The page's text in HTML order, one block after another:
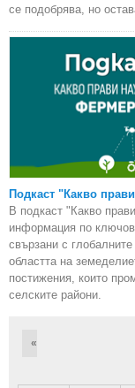
се подобрява, но
Подкаст "Какво
В подкаст "Какво
информация по
свързани с
областта на
постижения, които
селските райони.
«